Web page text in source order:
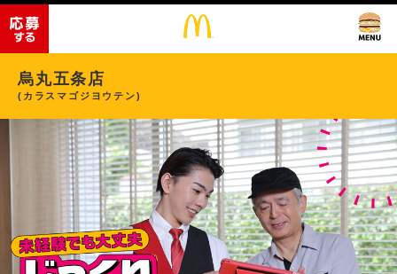
烏丸五条店
(カラスマゴジヨウテン)